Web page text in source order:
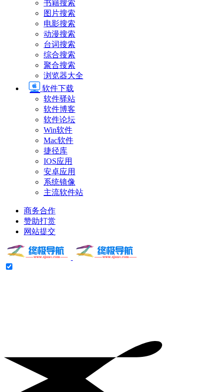
书籍搜索
图片搜索
电影搜索
动漫搜索
台词搜索
综合搜索
聚合搜索
浏览器大全
软件下载
软件驿站
软件博客
软件论坛
Win软件
Mac软件
捷径库
IOS应用
安卓应用
系统镜像
主流软件站
商务合作
赞助打赏
网站提交